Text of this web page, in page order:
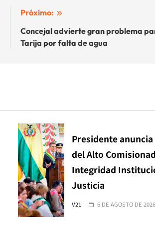
Próximo:
Concejal advierte gran problema
Tarija por falta de agua
Presidente
del Alto
Integridad
Justicia
V21 6 DE AGOSTO DE 2026